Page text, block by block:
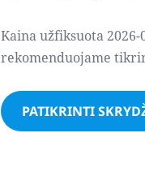
Kaina užfiksuota
rekomenduojame
PATIKRINTI